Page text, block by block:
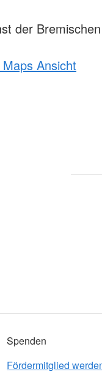
der
Ansicht
Spenden
Fördermitglied